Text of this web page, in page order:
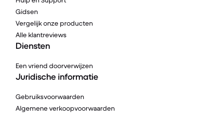
Gidsen
Vergelijk onze producten
Alle klantreviews
Diensten
Een vriend doorverwijzen
Juridische informatie
Gebruiksvoorwaarden
Algemene verkoopvoorwaarden